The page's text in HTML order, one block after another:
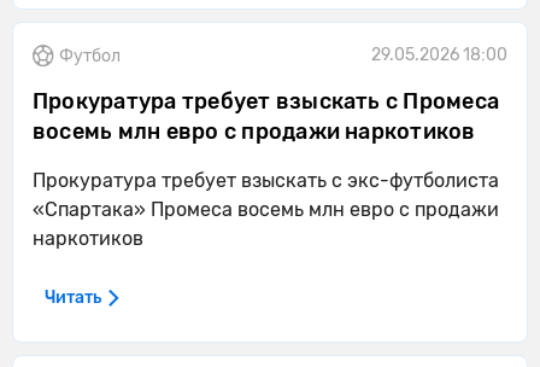
Футбол 29.05.2026 18:00
Прокуратура требует взыскать с Промеса
восемь млн евро с продажи наркотиков
Прокуратура требует взыскать с экс-футболиста
«Спартака» Промеса восемь млн евро с продажи
наркотиков
Читать